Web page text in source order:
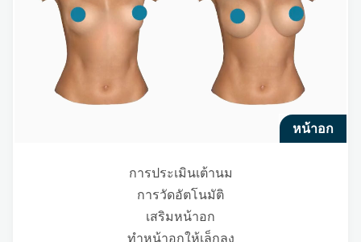
หน้าอก
การประเมินเต้านม
การวัดอัตโนมัติ
เสริมหน้าอก
ทำหน้าอกให้เล็กลง